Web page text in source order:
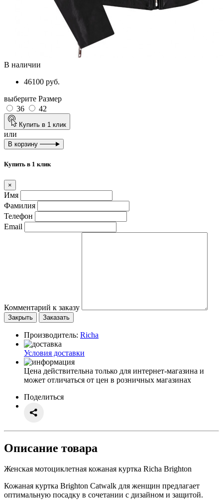
В наличии
46100 руб.
выберите Размер
36
42
Купить в 1 клик
или
В корзину
Купить в 1 клик
×
Имя
Фамилия
Телефон
Email
Комментарий к заказу
Закрыть Заказать
Производитель: Richa
Условия доставки
Цена действительна только для интернет-магазина и
может отличаться от цен в розничных магазинах
Поделиться
Описание товара
Женская мотоциклетная кожаная куртка Richa Brighton
Кожаная куртка Brighton Catwalk для женщин предлагает
оптимальную посадку в сочетании с дизайном и защитой.